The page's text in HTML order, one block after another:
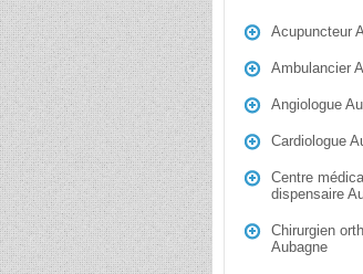
Acupuncteur
Ambulancier
Angiologue
Cardiologue
Centre
dispensaire
Chirurgien
Aubagne